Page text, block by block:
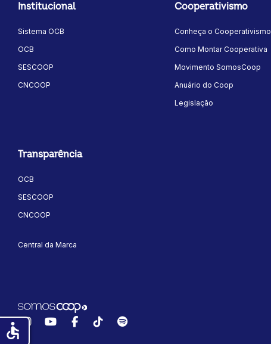
Institucional
Sistema OCB
OCB
SESCOOP
CNCOOP
Cooperativismo
Conheça o Cooperativismo
Como Montar Cooperativa
Movimento SomosCoop
Anuário do Coop
Legislação
Transparência
OCB
SESCOOP
CNCOOP
Central da Marca
InstagramYouTubeFacebook
TikTokSpotify
accessible